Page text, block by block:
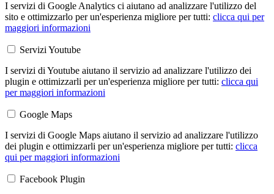
I servizi di Google Analytics ci aiutano ad analizzare l'utilizzo del
sito e ottimizzarlo per un'esperienza migliore per tutti: clicca qui per
maggiori informazioni
Servizi Youtube
I servizi di Youtube aiutano il servizio ad analizzare l'utilizzo dei
plugin e ottimizzarli per un'esperienza migliore per tutti: clicca qui
per maggiori informazioni
Google Maps
I servizi di Google Maps aiutano il servizio ad analizzare l'utilizzo
dei plugin e ottimizzarli per un'esperienza migliore per tutti: clicca
qui per maggiori informazioni
Facebook Plugin